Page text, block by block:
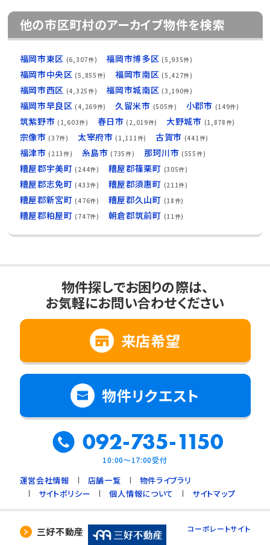
他の市区町村のアーカイブ物件を検索
福岡市東区 (6,307件) 福岡市博多区 (5,935件)
福岡市中央区 (5,855件) 福岡市南区 (5,427件)
福岡市西区 (4,325件) 福岡市城南区 (3,190件)
福岡市早良区 (4,269件) 久留米市 (505件) 小郡市 (149件)
筑紫野市 (1,603件) 春日市 (2,019件) 大野城市 (1,878件)
宗像市 (37件) 太宰府市 (1,111件) 古賀市 (441件)
福津市 (213件) 糸島市 (735件) 那珂川市 (555件)
糟屋郡宇美町 (244件) 糟屋郡篠栗町 (305件)
糟屋郡志免町 (433件) 糟屋郡須惠町 (211件)
糟屋郡新宮町 (476件) 糟屋郡久山町 (18件)
糟屋郡粕屋町 (747件) 朝倉郡筑前町 (11件)
物件探しでお困りの際は、
お気軽にお問い合わせください
来店希望
物件リクエスト
092-735-1150
10:00～17:00受付
運営会社情報 店舗一覧
物件ライブラリ
サイトポリシー
個人情報について サイトマップ
三好不動産 コーポレートサイト